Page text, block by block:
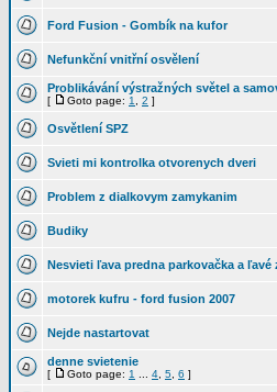
Ford Fusion - Gombík na kufor
Nefunkční vnitřní osvělení
Problikávání výstražných světel a
[ Goto page: 1 2 ]
Osvětlení SPZ
Svieti mi kontrolka otvorenych dveri
Problem z dialkovym zamykanim
Budiky
Nesvieti ľava predna parkovačka a ľavé
motorek kufru - ford fusion 2007
Nejde nastartovat
denne svietenie
[ Goto page: 1 4 5 6 ]